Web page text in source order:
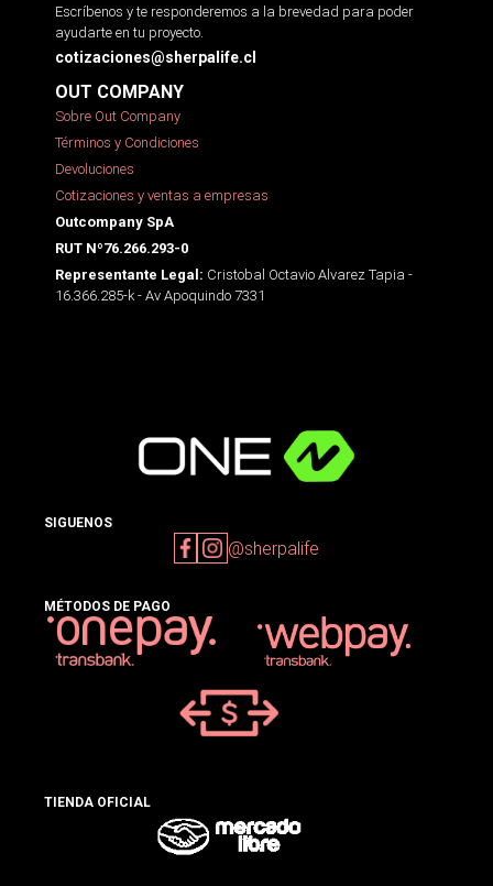
Escríbenos y te responderemos a la brevedad para poder
ayudarte en tu proyecto.
cotizaciones@sherpalife.cl
OUT COMPANY
Sobre Out Company
Términos y Condiciones
Devoluciones
Cotizaciones y ventas a empresas
Outcompany SpA
RUT Nº76.266.293-0
Representante Legal: Cristobal Octavio Alvarez Tapia -
16.366.285-k - Av Apoquindo 7331
SIGUENOS
@sherpalife
MÉTODOS DE PAGO
TIENDA OFICIAL